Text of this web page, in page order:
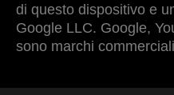
di questo dispositivo e
Google LLC. Google,
sono marchi